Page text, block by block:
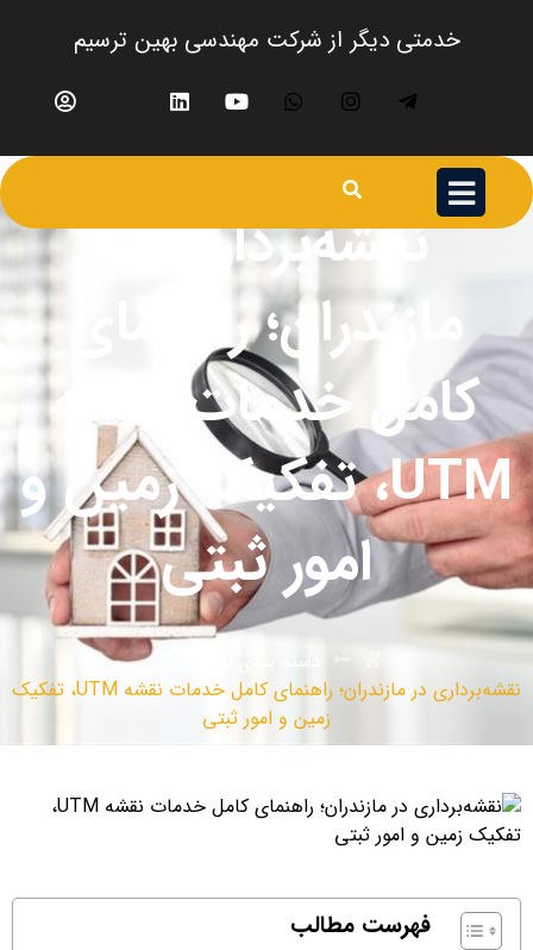
خدمتی دیگر از شرکت مهندسی بهین ترسیم
نقشه‌برداری در
مازندران؛ راهنمای
کامل خدمات نقشه
UTM، تفکیک زمین و
امور ثبتی
دسته بندی نشده
نقشه‌برداری در مازندران؛ راهنمای کامل خدمات نقشه UTM، تفکیک
زمین و امور ثبتی
فهرست مطالب